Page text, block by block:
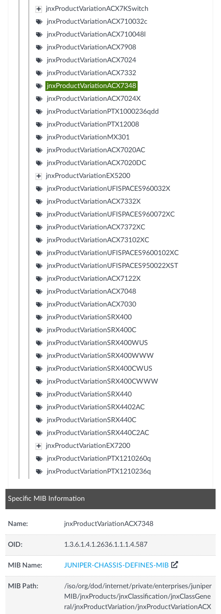
jnxProductVariationACX7KSwitch
jnxProductVariationACX710032c
jnxProductVariationACX710048l
jnxProductVariationACX7908
jnxProductVariationACX7024
jnxProductVariationACX7332
jnxProductVariationACX7348
jnxProductVariationACX7024X
jnxProductVariationPTX1000236qdd
jnxProductVariationPTX12008
jnxProductVariationMX301
jnxProductVariationACX7020AC
jnxProductVariationACX7020DC
jnxProductVariationEX5200
jnxProductVariationUFISPACES960032X
jnxProductVariationACX7332X
jnxProductVariationUFISPACES960072XC
jnxProductVariationACX7372XC
jnxProductVariationACX73102XC
jnxProductVariationUFISPACES9600102XC
jnxProductVariationUFISPACES950022XST
jnxProductVariationACX7122X
jnxProductVariationACX7048
jnxProductVariationACX7030
jnxProductVariationSRX400
jnxProductVariationSRX400C
jnxProductVariationSRX400WUS
jnxProductVariationSRX400WWW
jnxProductVariationSRX400CWUS
jnxProductVariationSRX400CWWW
jnxProductVariationSRX440
jnxProductVariationSRX4402AC
jnxProductVariationSRX440C
jnxProductVariationSRX440C2AC
jnxProductVariationEX7200
jnxProductVariationPTX1210260q
jnxProductVariationPTX1210236q
Specific MIB Information
Name: jnxProductVariationACX7348
OID: 1.3.6.1.4.1.2636.1.1.1.4.587
MIB Name: JUNIPER-CHASSIS-DEFINES-MIB
MIB Path:
/iso/org/dod/internet/private/enterprises/juniper
MIB/jnxProducts/jnxClassification/jnxClassGene
ral/jnxProductVariation/jnxProductVariationACX